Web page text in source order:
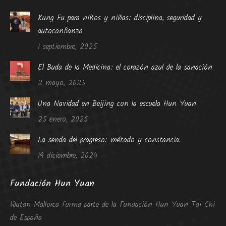
Kung Fu para niños y niñas: disciplina, seguridad y
autoconfianza
1 septiembre, 2025
El Buda de la Medicina: el corazón azul de la sanación
2 mayo, 2025
Una Navidad en Beijing con la escuela Hun Yuan
25 enero, 2025
La senda del progreso: método y constancia.
19 diciembre, 2024
Fundación Hun Yuan
Wutan Mallorca forma parte de la Fundación Hun Yuan Tai Chi
de España